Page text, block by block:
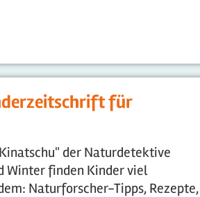
für
der Naturdetektive
Winter finden Kinder viel
Naturforscher-Tipps, Rezepte,